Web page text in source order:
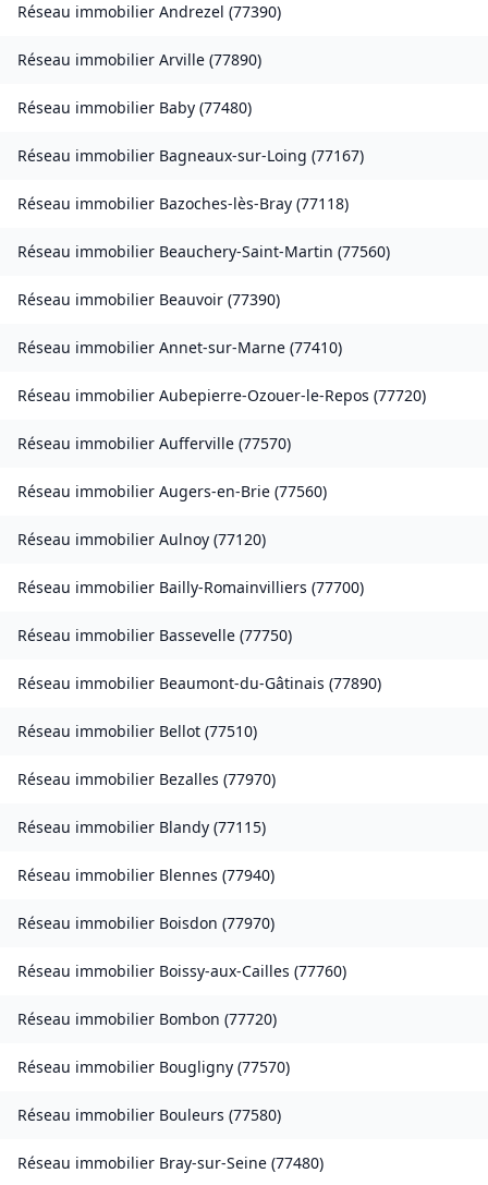
Réseau immobilier Andrezel (77390)
Réseau immobilier Arville (77890)
Réseau immobilier Baby (77480)
Réseau immobilier Bagneaux-sur-Loing (77167)
Réseau immobilier Bazoches-lès-Bray (77118)
Réseau immobilier Beauchery-Saint-Martin (77560)
Réseau immobilier Beauvoir (77390)
Réseau immobilier Annet-sur-Marne (77410)
Réseau immobilier Aubepierre-Ozouer-le-Repos (77720)
Réseau immobilier Aufferville (77570)
Réseau immobilier Augers-en-Brie (77560)
Réseau immobilier Aulnoy (77120)
Réseau immobilier Bailly-Romainvilliers (77700)
Réseau immobilier Bassevelle (77750)
Réseau immobilier Beaumont-du-Gâtinais (77890)
Réseau immobilier Bellot (77510)
Réseau immobilier Bezalles (77970)
Réseau immobilier Blandy (77115)
Réseau immobilier Blennes (77940)
Réseau immobilier Boisdon (77970)
Réseau immobilier Boissy-aux-Cailles (77760)
Réseau immobilier Bombon (77720)
Réseau immobilier Bougligny (77570)
Réseau immobilier Bouleurs (77580)
Réseau immobilier Bray-sur-Seine (77480)